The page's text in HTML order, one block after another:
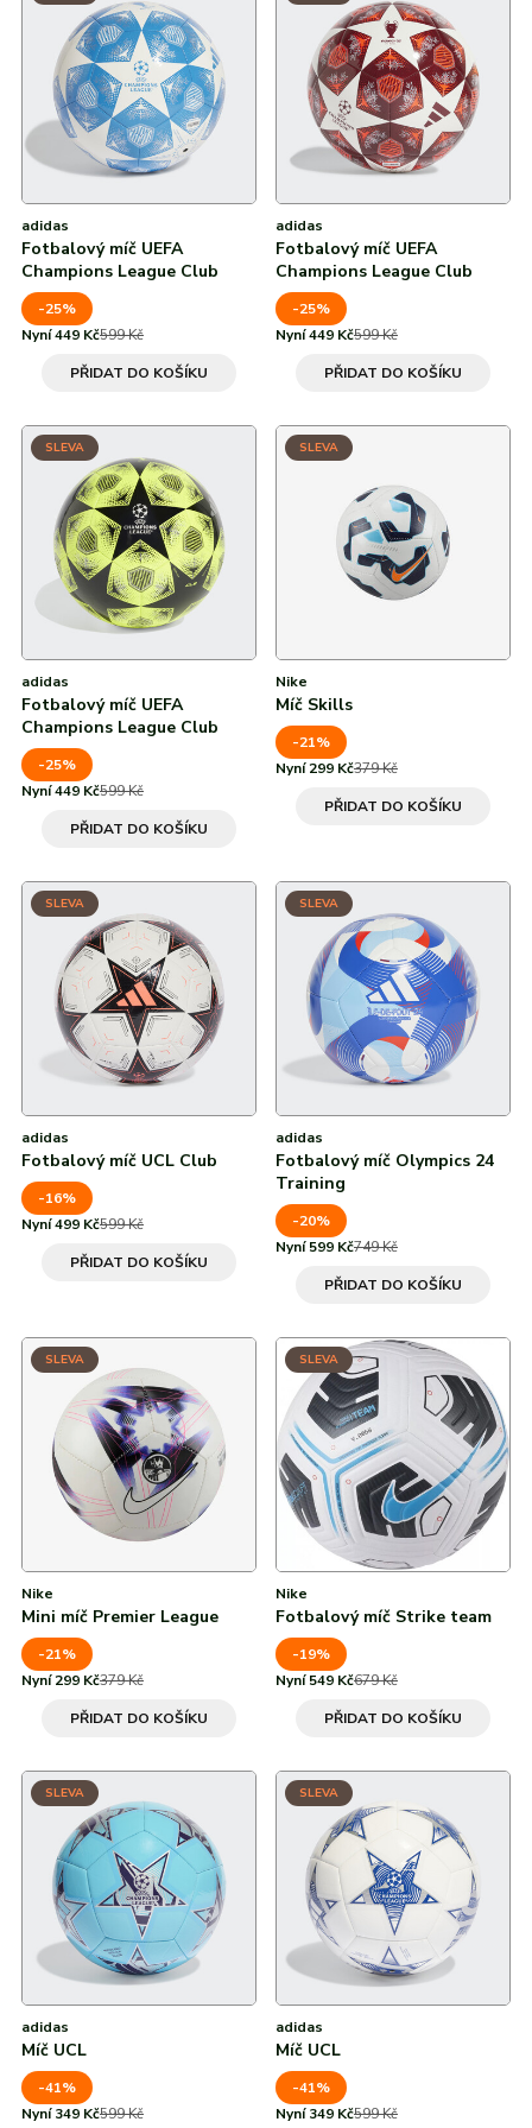
Všechny značky
Všechny značky
Od nejvyšší slevy
Oranžová
Polyester
Polyuretan
Termoplastický polyuretan
adidas
Fotbalový míč UEFA
Champions League Club
-25%
Nyní 449 Kč599 Kč
PŘIDAT DO KOŠÍKU
adidas
Fotbalový míč UEFA
Champions League Club
-25%
Nyní 449 Kč599 Kč
PŘIDAT DO KOŠÍKU
SLEVA
adidas
Fotbalový míč UEFA
Champions League Club
-25%
Nyní 449 Kč599 Kč
PŘIDAT DO KOŠÍKU
SLEVA
Nike
Míč Skills
-21%
Nyní 299 Kč379 Kč
PŘIDAT DO KOŠÍKU
SLEVA
adidas
Fotbalový míč UCL Club
-16%
Nyní 499 Kč599 Kč
PŘIDAT DO KOŠÍKU
SLEVA
adidas
Fotbalový míč Olympics 24
Training
-20%
Nyní 599 Kč749 Kč
PŘIDAT DO KOŠÍKU
SLEVA
Nike
Mini míč Premier League
-21%
Nyní 299 Kč379 Kč
PŘIDAT DO KOŠÍKU
SLEVA
Nike
Fotbalový míč Strike team
-19%
Nyní 549 Kč679 Kč
PŘIDAT DO KOŠÍKU
SLEVA
adidas
Míč UCL
-41%
Nyní 349 Kč599 Kč
SLEVA
adidas
Míč UCL
-41%
Nyní 349 Kč599 Kč